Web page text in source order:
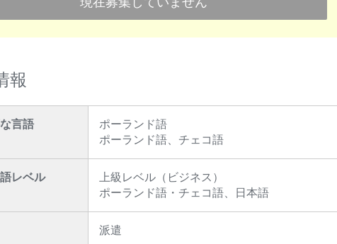
報
言語
ポーランド語
ポーランド語、チェコ語
レベル
上級レベル（ビジネス）
ポーランド語・チェコ語、日本語
派遣